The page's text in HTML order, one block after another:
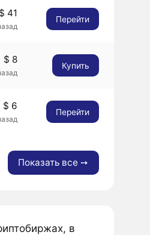
$ 41
Перейти
$ 8
Купить
$ 6
Перейти
Показать все ➙
в